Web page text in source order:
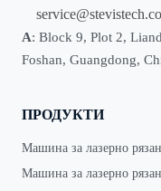
А: Block 9, Plot 2,
Foshan, Guangdong,
ПРОДУКТИ
Машина за лазерно
Машина за лазерно